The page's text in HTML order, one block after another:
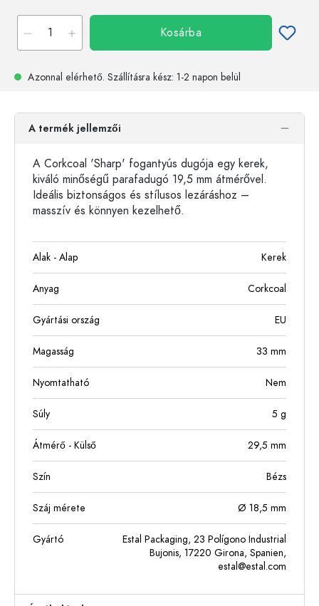
Kosárba
Azonnal elérhető. Szállításra kész: 1-2 napon belül
A termék jellemzői
A Corkcoal 'Sharp' fogantyús dugója egy kerek,
kiváló minőségű parafadugó 19,5 mm átmérővel.
Ideális biztonságos és stílusos lezáráshoz –
masszív és könnyen kezelhető.
Alak - Alap Kerek
Anyag Corkcoal
Gyártási ország EU
Magasság 33 mm
Nyomtatható Nem
Súly 5 g
Átmérő - Külső 29,5 mm
Szín Bézs
Száj mérete Ø 18,5 mm
Gyártó
Estal Packaging, 23 Polígono Industrial
Bujonis, 17220 Girona, Spanien,
estal@estal.com